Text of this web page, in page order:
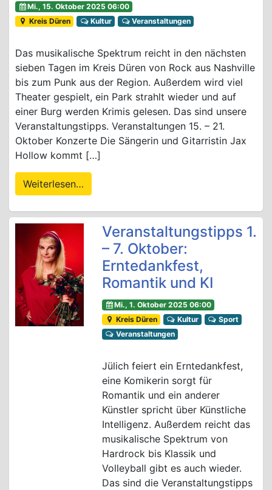
Mi., 15. Oktober 2025 06:00
Kreis Düren
Kultur Veranstaltungen
Das musikalische Spektrum reicht in den nächsten
sieben Tagen im Kreis Düren von Rock aus Nashville
bis zum Punk aus der Region. Außerdem wird viel
Theater gespielt, ein Park strahlt wieder und auf
einer Burg werden Krimis gelesen. Das sind unsere
Veranstaltungstipps. Veranstaltungen 15. – 21.
Oktober Konzerte Die Sängerin und Gitarristin Jax
Hollow kommt […]
Weiterlesen…
Veranstaltungstipps 1.
– 7. Oktober:
Erntedankfest,
Romantik und KI
Mi., 1. Oktober 2025 06:00
Kreis Düren
Kultur
Sport
Veranstaltungen
Jülich feiert ein Erntedankfest,
eine Komikerin sorgt für
Romantik und ein anderer
Künstler spricht über Künstliche
Intelligenz. Außerdem reicht das
musikalische Spektrum von
Hardrock bis Klassik und
Volleyball gibt es auch wieder.
Das sind die Veranstaltungstipps